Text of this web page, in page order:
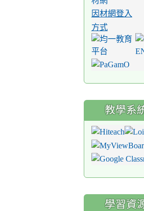
因材網登入
方式
教學系
學習資